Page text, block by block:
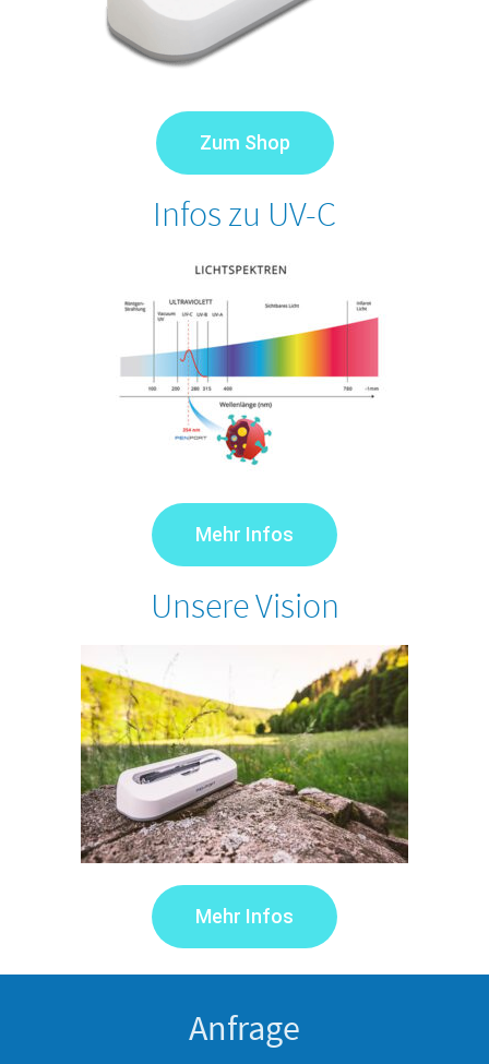
Zum Shop
Infos zu UV-C
Mehr Infos
Unsere Vision
Mehr Infos
Anfrage